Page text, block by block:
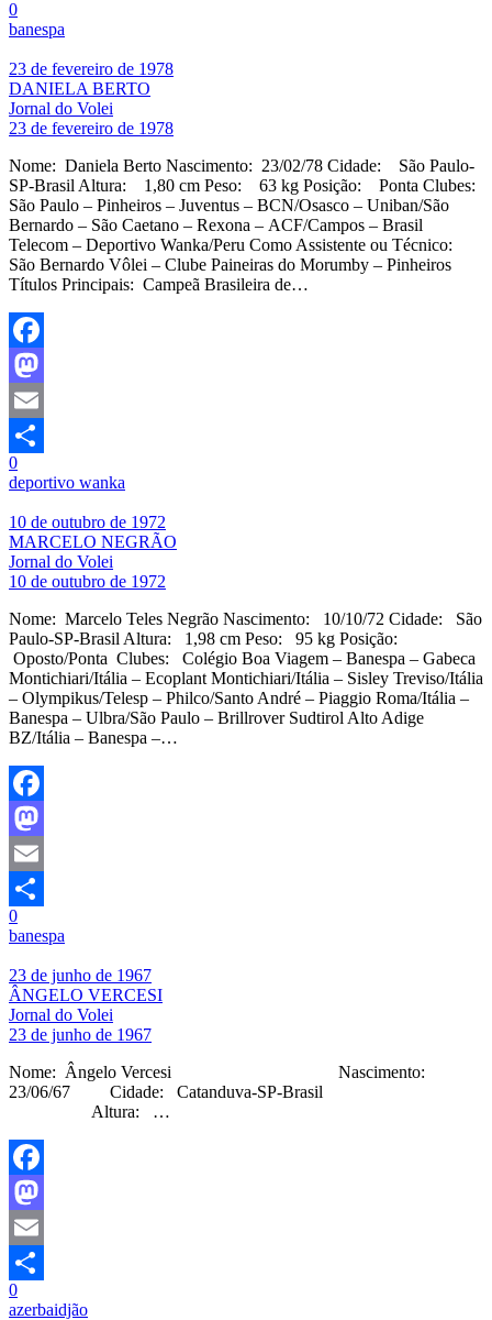
Share
0
banespa
23 de fevereiro de 1978
DANIELA BERTO
Jornal do Volei
23 de fevereiro de 1978
Nome: Daniela Berto Nascimento: 23/02/78 Cidade: São Paulo-
SP-Brasil Altura: 1,80 cm Peso: 63 kg Posição: Ponta Clubes:
São Paulo – Pinheiros – Juventus – BCN/Osasco – Uniban/São
Bernardo – São Caetano – Rexona – ACF/Campos – Brasil
Telecom – Deportivo Wanka/Peru Como Assistente ou Técnico:
São Bernardo Vôlei – Clube Paineiras do Morumby – Pinheiros
Títulos Principais: Campeã Brasileira de…
Facebook
Mastodon
Email
Share
0
deportivo wanka
10 de outubro de 1972
MARCELO NEGRÃO
Jornal do Volei
10 de outubro de 1972
Nome: Marcelo Teles Negrão Nascimento: 10/10/72 Cidade: São
Paulo-SP-Brasil Altura: 1,98 cm Peso: 95 kg Posição:
Oposto/Ponta Clubes: Colégio Boa Viagem – Banespa – Gabeca
Montichiari/Itália – Ecoplant Montichiari/Itália – Sisley Treviso/Itália
– Olympikus/Telesp – Philco/Santo André – Piaggio Roma/Itália –
Banespa – Ulbra/São Paulo – Brillrover Sudtirol Alto Adige
BZ/Itália – Banespa –…
Facebook
Mastodon
Email
Share
0
banespa
23 de junho de 1967
ÂNGELO VERCESI
Jornal do Volei
23 de junho de 1967
Nome: Ângelo Vercesi Nascimento:
23/06/67 Cidade: Catanduva-SP-Brasil
Altura: …
Facebook
Mastodon
Email
Share
0
azerbaidjão